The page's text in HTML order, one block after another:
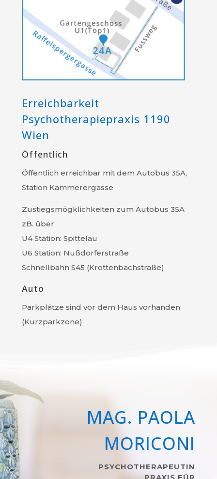
Erreichbarkeit
Psychotherapiepraxis 1190
Wien
Öffentlich
Öffentlich erreichbar mit dem Autobus 35A,
Station Kammerergasse
Zustiegsmögklichkeiten zum Autobus 35A
zB. über
U4 Station: Spittelau
U6 Station: Nußdorferstraße
Schnellbahn S45 (Krottenbachstraße)
Auto
Parkplätze sind vor dem Haus vorhanden
(Kurzparkzone)
MAG. PAOLA
MORICONI
PSYCHOTHERAPEUTIN